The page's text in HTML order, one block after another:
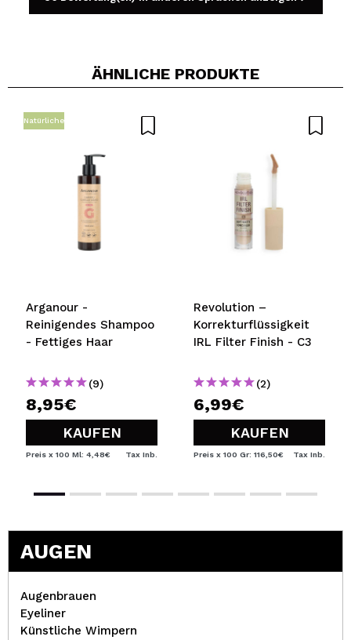
Ein Video oder Foto teilen
ÄHNLICHE PRODUKTE
Natürliche
Arganour -
Reinigendes Shampoo
- Fettiges Haar
(9)
8,95€
KAUFEN
Preis x 100 Ml: 4,48€ Tax Inb.
Revolution –
Korrekturflüssigkeit
IRL Filter Finish - C3
(2)
6,99€
KAUFEN
Preis x 100 Gr: 116,50€ Tax Inb.
AUGEN
Augenbrauen
Eyeliner
Künstliche Wimpern